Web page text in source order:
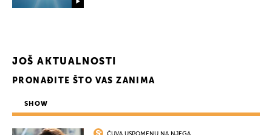
JOŠ AKTUALNOSTI
PRONAĐITE ŠTO VAS ZANIMA
SHOW